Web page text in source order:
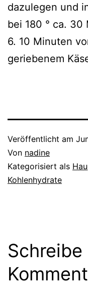
dazulegen und
bei 180 ° ca. 30
6. 10 Minuten
geriebenem
Veröffentlicht am
Von nadine
Kategorisiert als
Kohlenhydrate
Schreibe